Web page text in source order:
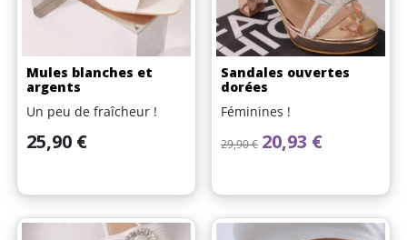
Mules blanches et
argents
Un peu de fraîcheur !
Prix
25,90 €
Sandales ouvertes
dorées
Féminines !
Prix de base
29,90 € Prix
20,93 €